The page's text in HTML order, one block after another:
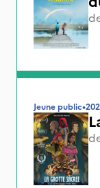
Jeune public•